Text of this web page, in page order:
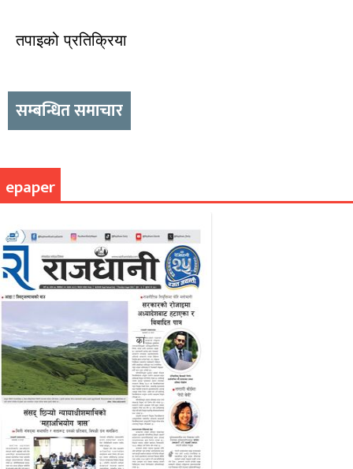
तपाइको प्रतिक्रिया
सम्बन्धित समाचार
epaper